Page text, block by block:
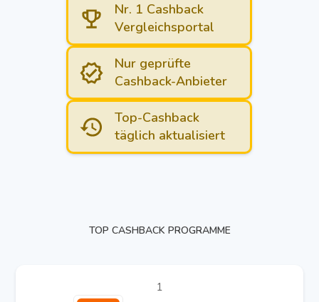
Nr. 1 Cashback
Vergleichsportal
Nur geprüfte
Cashback-Anbieter
Top-Cashback
täglich aktualisiert
TOP CASHBACK PROGRAMME
1